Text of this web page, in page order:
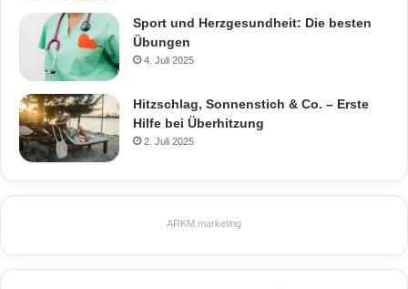
Sport und Herzgesundheit: Die besten
Übungen
4. Juli 2025
Hitzschlag, Sonnenstich & Co. – Erste
Hilfe bei Überhitzung
2. Juli 2025
ARKM.marketing